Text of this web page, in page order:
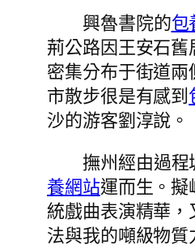
興魯書院的包
荊公路因王安石
密集分布于街道
市散步很是有感到
沙的游客劉淳說。
撫州經由過
養網站運而生。擬
統戲曲表演精華，
法與我的噸級物